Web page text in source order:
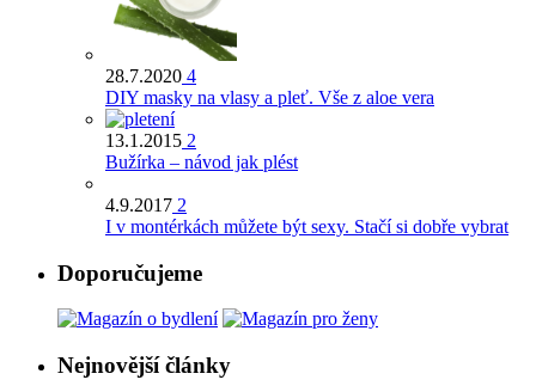
28.7.2020 4
DIY masky na vlasy a pleť. Vše z aloe vera
13.1.2015 2
Bužírka – návod jak plést
4.9.2017 2
I v montérkách můžete být sexy. Stačí si dobře vybrat
Doporučujeme
Nejnovější články